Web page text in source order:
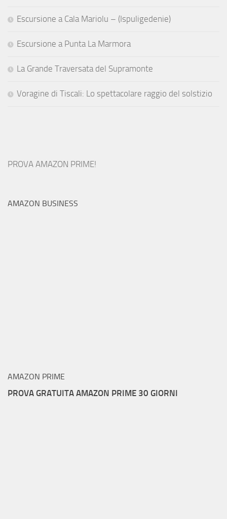
Escursione a Cala Mariolu – (Ispuligedenie)
Escursione a Punta La Marmora
La Grande Traversata del Supramonte
Voragine di Tiscali: Lo spettacolare raggio del solstizio
PROVA AMAZON PRIME!
AMAZON BUSINESS
AMAZON PRIME
PROVA GRATUITA AMAZON PRIME 30 GIORNI